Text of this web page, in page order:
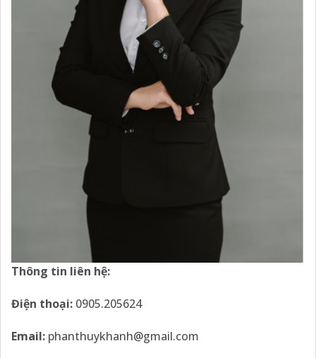
Thông tin liên hệ:
Điện thoại: 0905.205624
Email: phanthuykhanh@gmail.com